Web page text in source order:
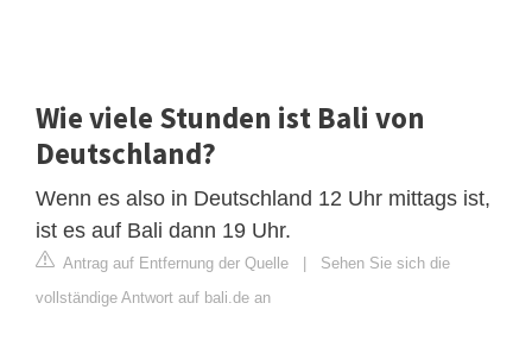
Wie viele Stunden ist Bali von
Deutschland?
Wenn es also in Deutschland 12 Uhr mittags ist,
ist es auf Bali dann 19 Uhr.
Antrag auf Entfernung der Quelle | Sehen Sie sich die
vollständige Antwort auf bali.de an